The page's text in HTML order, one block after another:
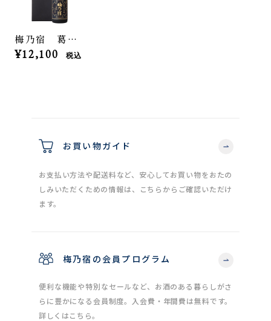
梅乃宿 葛城 純米大吟醸 1800ml
¥12,100 税込
お買い物ガイド
お支払い方法や配送料など、安心してお買い物をおたの
しみいただくための情報は、こちらからご確認いただけ
ます。
梅乃宿の会員プログラム
便利な機能や特別なセールなど、お酒のある暮らしがさ
らに豊かになる会員制度。入会費・年間費は無料です。
詳しくはこちら。